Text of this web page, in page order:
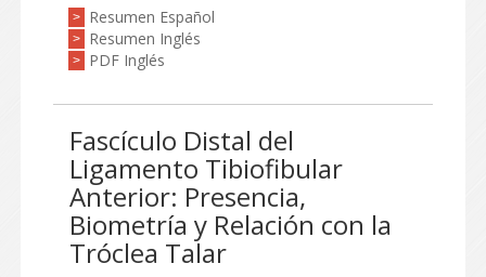
> Resumen Español
> Resumen Inglés
> PDF Inglés
Fascículo Distal del
Ligamento Tibiofibular
Anterior: Presencia,
Biometría y Relación con la
Tróclea Talar